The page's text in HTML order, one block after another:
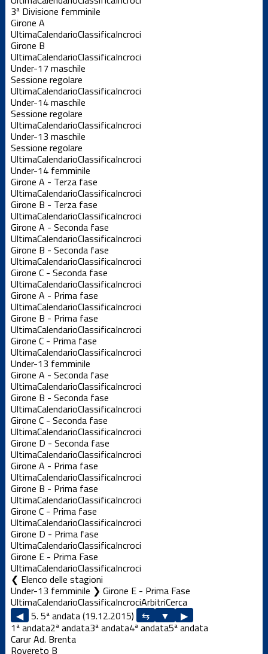
3ª Divisione femminile
Girone A
UltimaCalendarioClassificaIncroci
Girone B
UltimaCalendarioClassificaIncroci
Under-17 maschile
Sessione regolare
UltimaCalendarioClassificaIncroci
Under-14 maschile
Sessione regolare
UltimaCalendarioClassificaIncroci
Under-13 maschile
Sessione regolare
UltimaCalendarioClassificaIncroci
Under-14 femminile
Girone A - Terza fase
UltimaCalendarioClassificaIncroci
Girone B - Terza fase
UltimaCalendarioClassificaIncroci
Girone A - Seconda fase
UltimaCalendarioClassificaIncroci
Girone B - Seconda fase
UltimaCalendarioClassificaIncroci
Girone C - Seconda fase
UltimaCalendarioClassificaIncroci
Girone A - Prima fase
UltimaCalendarioClassificaIncroci
Girone B - Prima fase
UltimaCalendarioClassificaIncroci
Girone C - Prima fase
UltimaCalendarioClassificaIncroci
Under-13 femminile
Girone A - Seconda fase
UltimaCalendarioClassificaIncroci
Girone B - Seconda fase
UltimaCalendarioClassificaIncroci
Girone C - Seconda fase
UltimaCalendarioClassificaIncroci
Girone D - Seconda fase
UltimaCalendarioClassificaIncroci
Girone A - Prima fase
UltimaCalendarioClassificaIncroci
Girone B - Prima fase
UltimaCalendarioClassificaIncroci
Girone C - Prima fase
UltimaCalendarioClassificaIncroci
Girone D - Prima fase
UltimaCalendarioClassificaIncroci
Girone E - Prima Fase
UltimaCalendarioClassificaIncroci
Elenco delle stagioni
Under-13 femminile ❯ Girone E - Prima Fase
UltimaCalendarioClassificaIncrociArbitriCerca
◀ 5. 5ª andata (19.12.2015)
▶
1ª andata2ª andata3ª andata4ª andata5ª andata
Carur Ad. Brenta
Rovereto B